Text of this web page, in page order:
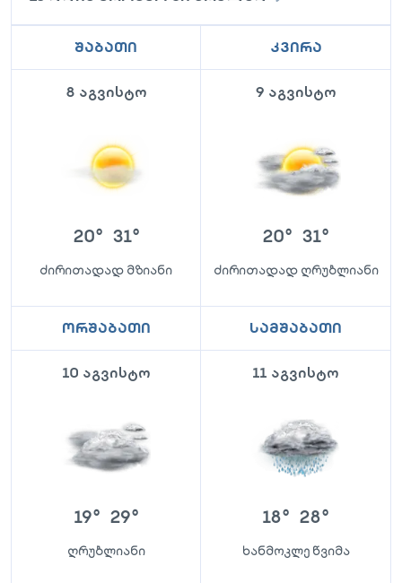
შაბათი
8 აგვისტო
20° 31°
ძირითადად მზიანი
კვირა
9 აგვისტო
20° 31°
ძირითადად ღრუბლიანი
ორშაბათი
10 აგვისტო
19° 29°
ღრუბლიანი
სამშაბათი
11 აგვისტო
18° 28°
ხანმოკლე წვიმა